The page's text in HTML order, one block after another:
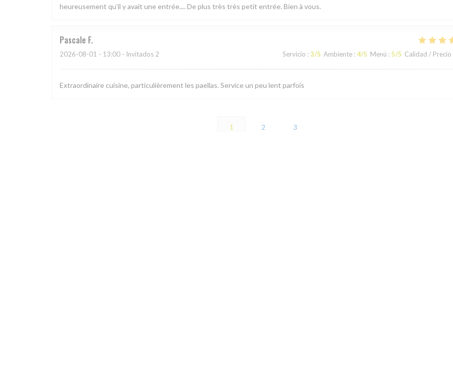
heureusement qu'il y avait une entrée.... De plus très très petit entrée. Bien à vous.
Pascale F
2026-08-01 - 13:00 - Invitados 2 Servicio : 3/5 Ambiente : 4/5 Menú : 5/5 Calidad / Precio
Extraordinaire cuisine, particulièrement les paellas. Service un peu lent parfois
1 2 3